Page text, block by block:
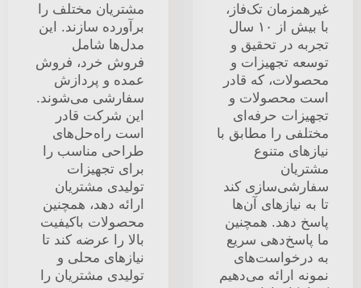
غیرهمزمان تک‌فاز،
با بیش از ۱۰ سال
تجربه در تحقیق و
توسعه تجهیزات و
محصولات، که قادر
است محصولات و
تجهیزات حرفه‌ای
مختلفی را مطابق با
نیازهای متنوع
مشتریان
سفارشی‌سازی کند
تا به نیازهای آن‌ها
پاسخ دهد. همچنین
ما پاسخ‌دهی سریع
به درخواست‌های
نمونه ارائه می‌دهیم
مشتریان مختلف را
برآورده سازند. این
مدل‌ها شامل
فروش خرد، فروش
عمده و پردازش
سفارشی می‌شوند.
این شرکت قادر
است راه‌حل‌های
طراحی مناسب را
برای تجهیزات
تولیدی مشتریان
ارائه دهد، همچنین
محصولات باکیفیت
بالا را عرضه کند تا
نیازهای محلی و
تولیدی مشتریان را